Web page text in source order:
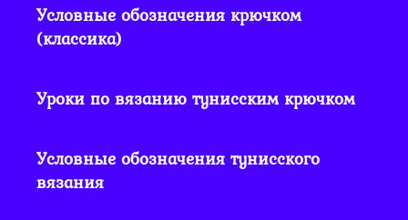
Условные обозначения крючком
(классика)
Уроки по вязанию тунисским крючком
Условные обозначения тунисского
вязания